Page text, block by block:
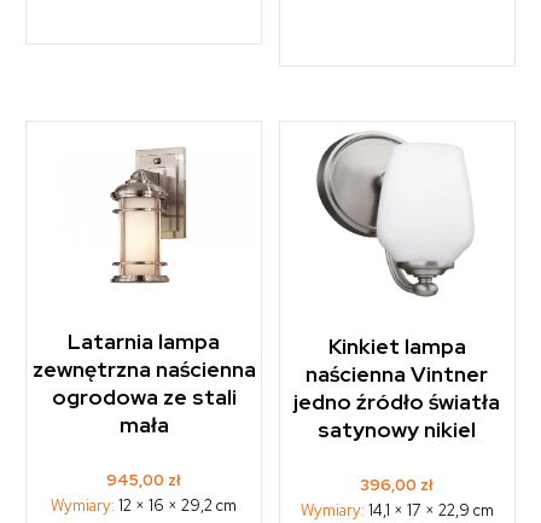
Latarnia lampa
zewnętrzna naścienna
ogrodowa ze stali
mała
945,00 zł
Wymiary:12 × 16 × 29,2 cm
Kinkiet lampa
naścienna Vintner
jedno źródło światła
satynowy nikiel
396,00 zł
Wymiary: 14,1 × 17 × 22,9 cm